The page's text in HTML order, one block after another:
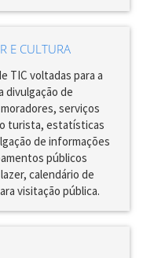
E CULTURA
TIC voltadas para a
divulgação de
serviços
turista, estatísticas
de informações
públicos
calendário de
visitação pública.